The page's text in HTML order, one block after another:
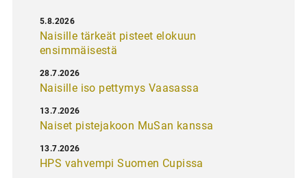
Naisille tärkeät pisteet elokuun
ensimmäisestä
5.8.2026
Naisille iso pettymys Vaasassa
28.7.2026
Naiset pistejakoon MuSan kanssa
13.7.2026
HPS vahvempi Suomen Cupissa
13.7.2026